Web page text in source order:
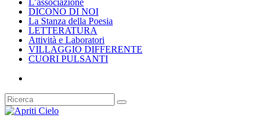
DICONO DI NOI
La Stanza della Poesia
LETTERATURA
Attività e Laboratori
VILLAGGIO DIFFERENTE
CUORI PULSANTI